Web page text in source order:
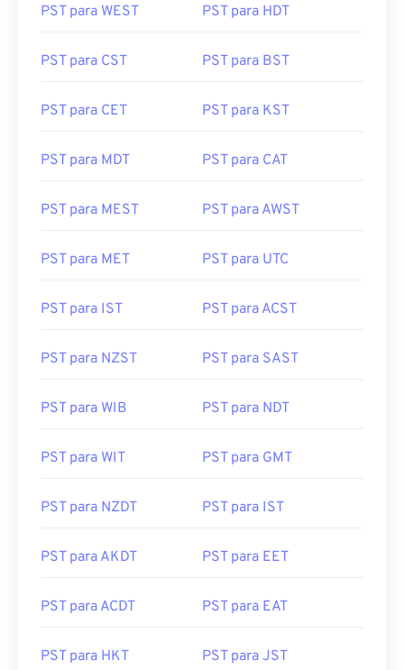
PST para WEST PST para HDT
PST para CST PST para BST
PST para CET PST para KST
PST para MDT PST para CAT
PST para MEST PST para AWST
PST para MET PST para UTC
PST para IST PST para ACST
PST para NZST PST para SAST
PST para WIB PST para NDT
PST para WIT PST para GMT
PST para NZDT PST para IST
PST para AKDT PST para EET
PST para ACDT PST para EAT
PST para HKT PST para JST